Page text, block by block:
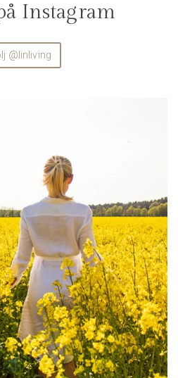
Instagram
@linliving